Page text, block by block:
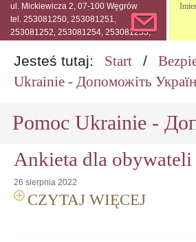
ul. Mickiewicza 2, 07-100 Węgrów
tel. 253081250, 253081251,
253081252, 253081254, 253081255,
Jesteś tutaj: Start /
Ukrainie - Допоможіть
Pomoc Ukrainie -
Ankieta dla
26 sierpnia 2022
CZYTAJ WIĘCEJ